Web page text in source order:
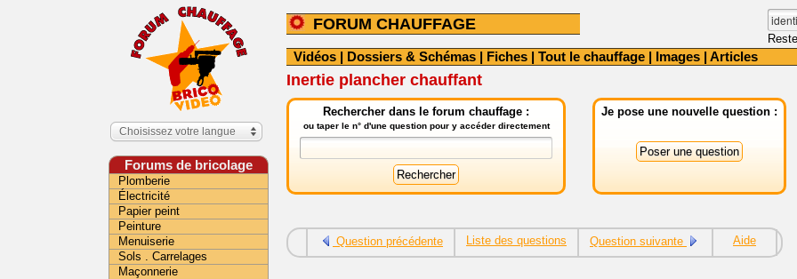
FORUM CHAUFFAGE
Vidéos | Dossiers & Schémas | Fiches | Tout le chauffage | Images | Articles
Inertie plancher chauffant
Rechercher dans le forum chauffage :
ou taper le n° d'une question pour y accéder directement
Je pose une nouvelle question :
Question précédente Liste des questions Question suivante Aide
Choisissez votre langue
Forums de bricolage
Plomberie
Électricité
Papier peint
Peinture
Menuiserie
Sols . Carrelages
Maçonnerie